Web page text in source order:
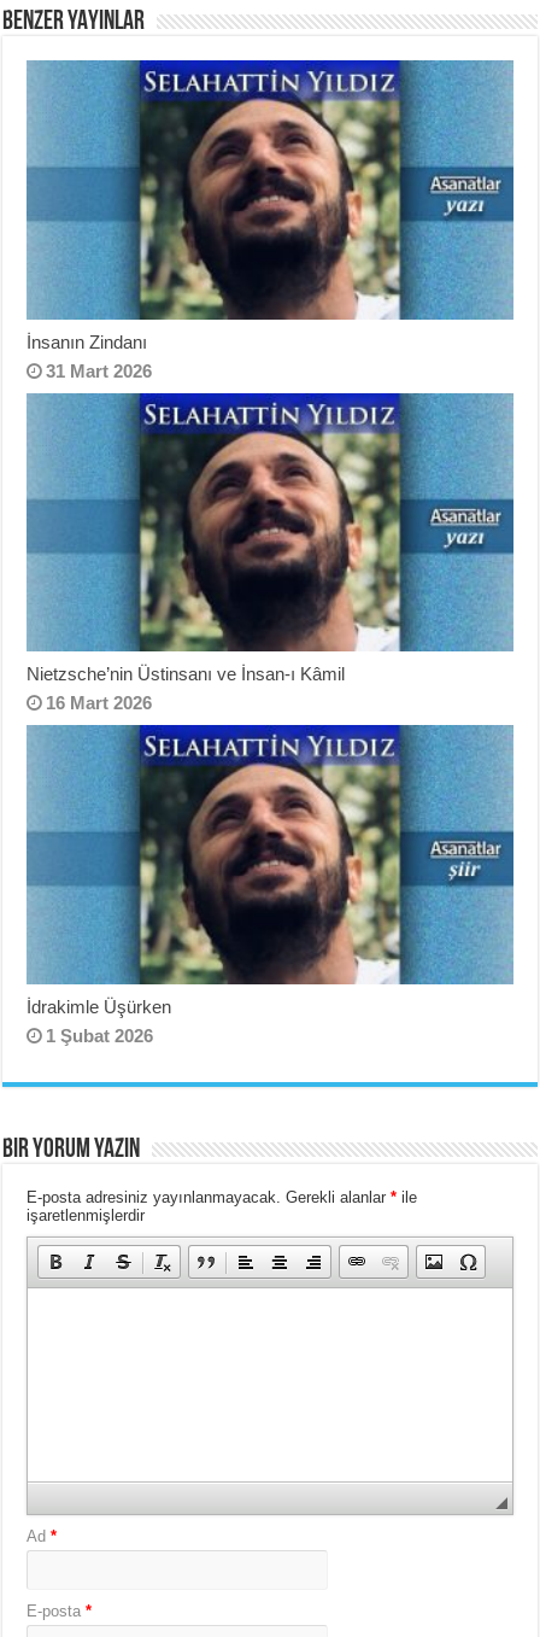
BENZER YAYINLAR
İnsanın Zindanı
31 Mart 2026
Nietzsche’nin Üstinsanı ve İnsan-ı Kâmil
16 Mart 2026
İdrakimle Üşürken
1 Şubat 2026
BIR YORUM YAZIN
E-posta adresiniz yayınlanmayacak. Gerekli alanlar* ile
işaretlenmişlerdir
Ad*
E-posta*